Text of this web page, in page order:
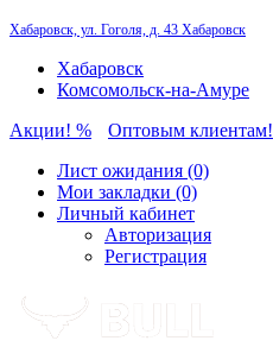
Хабаровск, ул. Гоголя, д. 43 Хабаровск
Хабаровск
Комсомольск-на-Амуре
Акции! %
Оптовым клиентам!
Лист ожидания (0)
Мои закладки (0)
Личный кабинет
Авторизация
Регистрация